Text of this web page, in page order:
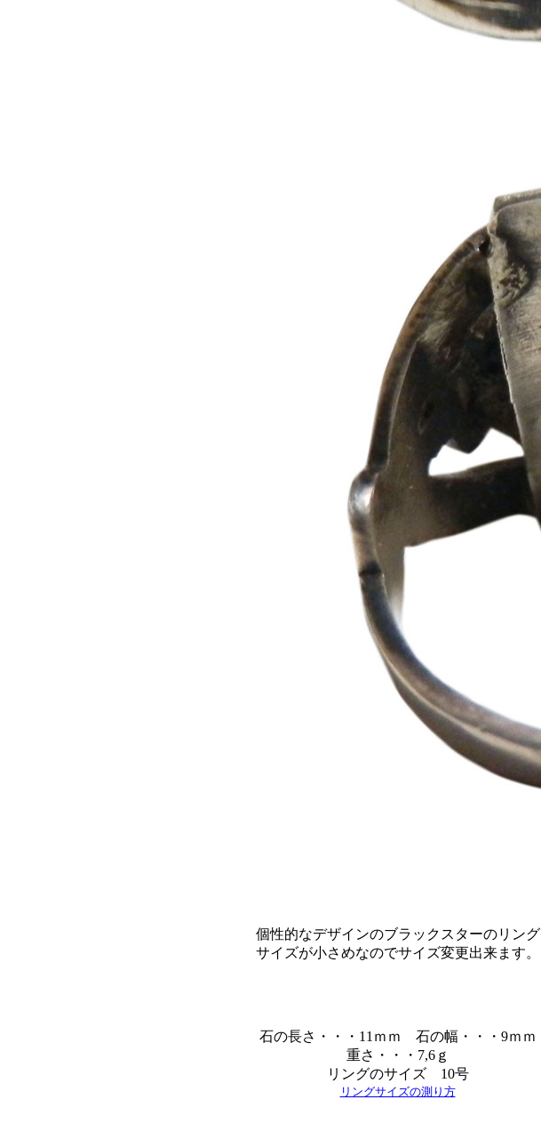
個性的なデザインのブラックスターのリング
サイズが小さめなのでサイズ変更出来ます。
石の長さ・・・11ｍｍ 石の幅・・・9ｍｍ
重さ・・・7,6ｇ
リングのサイズ 10号
リングサイズの測り方